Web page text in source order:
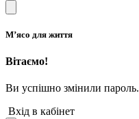
М’ясо для життя
Вітаємо!
Ви успішно змінили пароль.
Вхід в кабінет